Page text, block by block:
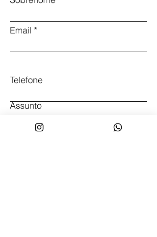
Email
Telefone
Assunto
Deixe-nos uma mensagem...